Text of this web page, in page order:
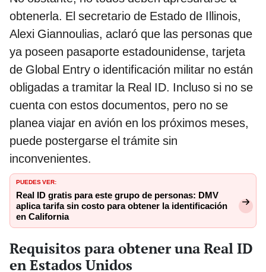
obtenerla. El secretario de Estado de Illinois,
Alexi Giannoulias, aclaró que las personas que
ya poseen pasaporte estadounidense, tarjeta
de Global Entry o identificación militar no están
obligadas a tramitar la Real ID. Incluso si no se
cuenta con estos documentos, pero no se
planea viajar en avión en los próximos meses,
puede postergarse el trámite sin
inconvenientes.
PUEDES VER:
Real ID gratis para este grupo de personas: DMV
aplica tarifa sin costo para obtener la identificación
en California
Requisitos para obtener una Real ID
en Estados Unidos